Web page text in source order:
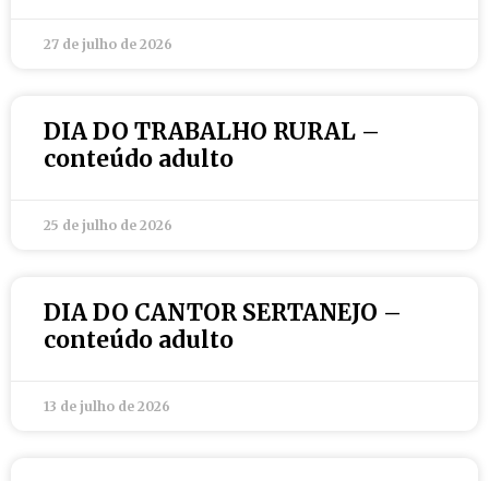
27 de julho de 2026
DIA DO TRABALHO RURAL –
conteúdo adulto
25 de julho de 2026
DIA DO CANTOR SERTANEJO –
conteúdo adulto
13 de julho de 2026